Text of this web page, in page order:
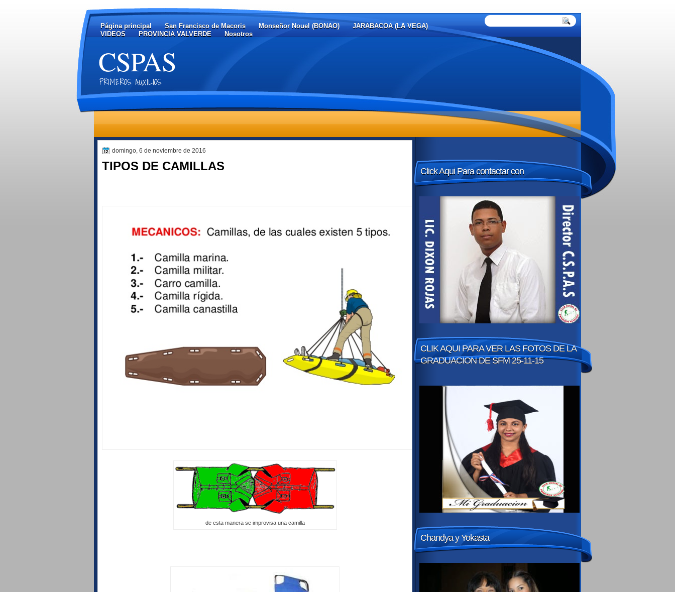
Página principal San Francisco de Macoris Monseñor Nouel (BONAO)
JARABACOA (LA VEGA)
VIDEOS
PROVINCIA VALVERDE Nosotros
CSPAS
PRIMEROS AUXILIOS
domingo, 6 de noviembre de 2016
TIPOS DE CAMILLAS
de esta manera se improvisa una camilla
Click Aqui Para contactar con
CLIK AQUI PARA VER LAS FOTOS DE LA
GRADUACION DE SFM 25-11-15
Chandya y Yokasta